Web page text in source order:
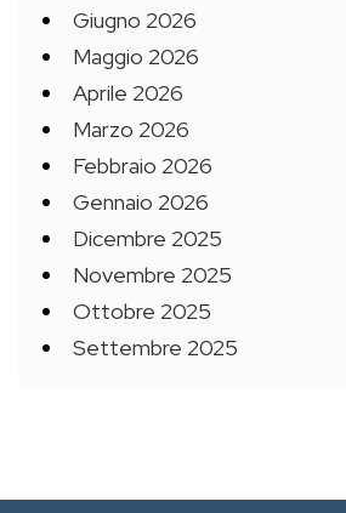
Giugno 2026
Maggio 2026
Aprile 2026
Marzo 2026
Febbraio 2026
Gennaio 2026
Dicembre 2025
Novembre 2025
Ottobre 2025
Settembre 2025